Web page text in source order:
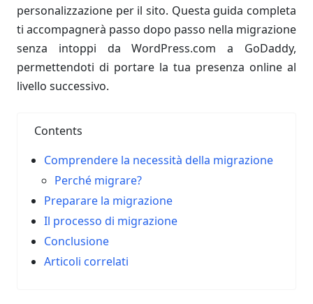
personalizzazione per il sito. Questa guida completa
ti accompagnerà passo dopo passo nella migrazione
senza intoppi da WordPress.com a GoDaddy,
permettendoti di portare la tua presenza online al
livello successivo.
Contents
Comprendere la necessità della migrazione
Perché migrare?
Preparare la migrazione
Il processo di migrazione
Conclusione
Articoli correlati